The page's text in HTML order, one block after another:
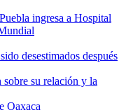
ingresa a Hospital
desestimados después
su relación y la
Oaxaca